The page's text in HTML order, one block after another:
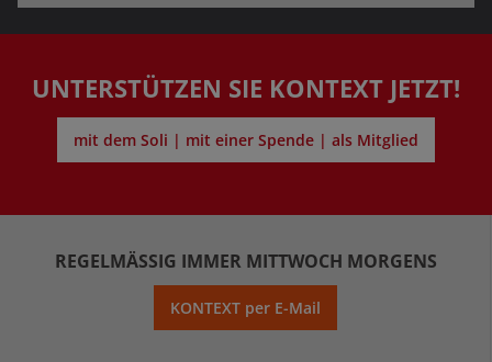
UNTERSTÜTZEN SIE KONTEXT JETZT!
mit dem Soli | mit einer Spende | als Mitglied
REGELMÄSSIG IMMER MITTWOCH MORGENS
KONTEXT per E-Mail